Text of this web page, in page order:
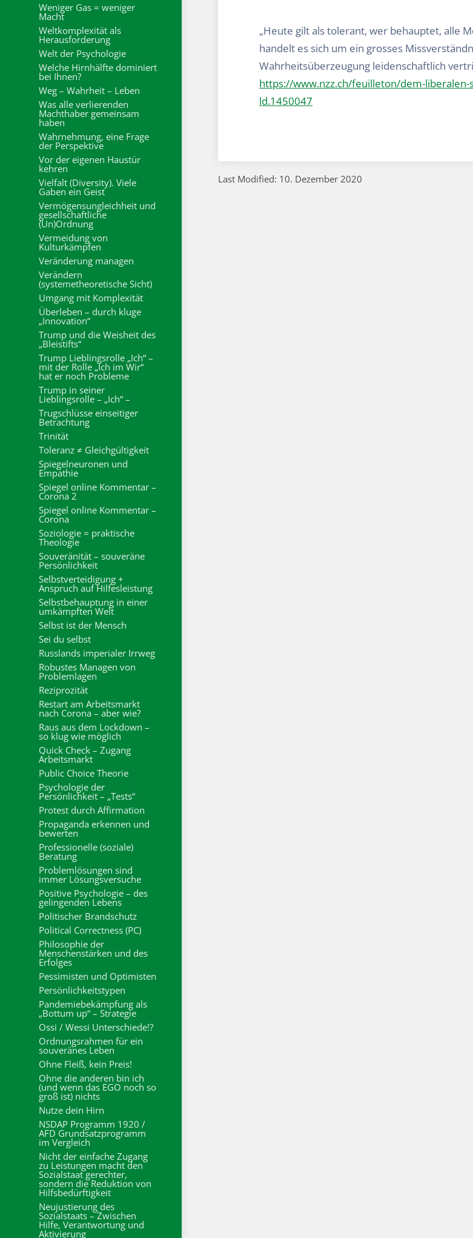
Weniger Gas = weniger
Macht
Weltkomplexität als
Herausforderung
Welt der Psychologie
Welche Hirnhälfte dominiert
bei Ihnen?
Weg – Wahrheit – Leben
Was alle verlierenden
Machthaber gemeinsam
haben
Wahrnehmung, eine Frage
der Perspektive
Vor der eigenen Haustür
kehren
Vielfalt (Diversity). Viele
Gaben ein Geist
Vermögensungleichheit und
gesellschaftliche
(Un)Ordnung
Vermeidung von
Kulturkämpfen
Veränderung managen
Verändern
(systemetheoretische Sicht)
Umgang mit Komplexität
Überleben – durch kluge
„Innovation“
Trump und die Weisheit des
„Bleistifts“
Trump Lieblingsrolle „Ich“ –
mit der Rolle „Ich im Wir“
hat er noch Probleme
Trump in seiner
Lieblingsrolle – „Ich“ –
Trugschlüsse einseitiger
Betrachtung
Trinität
Toleranz ≠ Gleichgültigkeit
Spiegelneuronen und
Empathie
Spiegel online Kommentar –
Corona 2
Spiegel online Kommentar –
Corona
Soziologie = praktische
Theologie
Souveränität – souveräne
Persönlichkeit
Selbstverteidigung +
Anspruch auf Hilfesleistung
Selbstbehauptung in einer
umkämpften Welt
Selbst ist der Mensch
Sei du selbst
Russlands imperialer Irrweg
Robustes Managen von
Problemlagen
Reziprozität
Restart am Arbeitsmarkt
nach Corona – aber wie?
Raus aus dem Lockdown –
so klug wie möglich
Quick Check – Zugang
Arbeitsmarkt
Public Choice Theorie
Psychologie der
Persönlichkeit – „Tests“
Protest durch Affirmation
Propaganda erkennen und
bewerten
Professionelle (soziale)
Beratung
Problemlösungen sind
immer Lösungsversuche
Positive Psychologie – des
gelingenden Lebens
Politischer Brandschutz
Political Correctness (PC)
Philosophie der
Menschenstärken und des
Erfolges
Pessimisten und Optimisten
Persönlichkeitstypen
Pandemiebekämpfung als
„Bottum up“ – Strategie
Ossi / Wessi Unterschiede!?
Ordnungsrahmen für ein
souveränes Leben
Ohne Fleiß, kein Preis!
Ohne die anderen bin ich
(und wenn das EGO noch so
groß ist) nichts
Nutze dein Hirn
NSDAP Programm 1920 /
AFD Grundsatzprogramm
im Vergleich
Nicht der einfache Zugang
zu Leistungen macht den
Sozialstaat gerechter,
sondern die Reduktion von
Hilfsbedürftigkeit
Neujustierung des
Sozialstaats – Zwischen
Hilfe, Verantwortung und
Aktivierung
„Heute gilt als tolerant, wer behauptet, alle
handelt es sich um ein grosses
Wahrheitsüberzeugung leidenschaftlich
https://www.nzz.ch/feuilleton/dem-
ld.1450047
Last Modified: 10. Dezember 2020